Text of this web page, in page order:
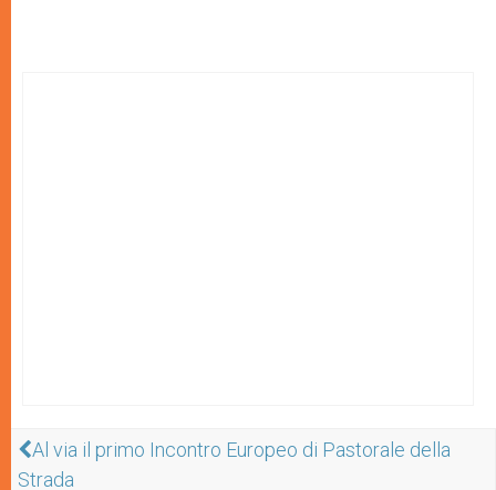
Al via il primo Incontro Europeo di Pastorale della
Strada